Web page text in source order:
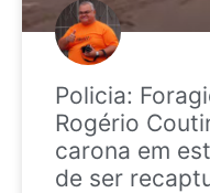
Policia:
Rogério
carona em
de ser